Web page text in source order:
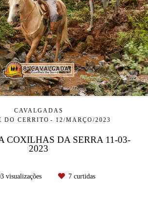
CAVALGADAS
DO CERRITO
12/MARÇO/2023
COXILHAS DA SERRA 11-03-
2023
visualizações 7curtidas